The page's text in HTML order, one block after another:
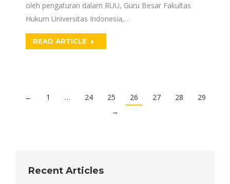
oleh pengaturan dalam RUU, Guru Besar Fakultas
Hukum Universitas Indonesia,…
READ ARTICLE
← 1 … 24 25 26 27 28
29
→
Recent Articles